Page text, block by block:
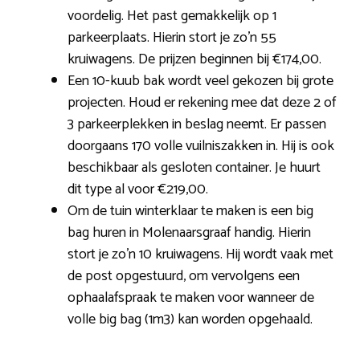
voordelig. Het past gemakkelijk op 1
parkeerplaats. Hierin stort je zo’n 55
kruiwagens. De prijzen beginnen bij €174,00.
Een 10-kuub bak wordt veel gekozen bij grote
projecten. Houd er rekening mee dat deze 2 of
3 parkeerplekken in beslag neemt. Er passen
doorgaans 170 volle vuilniszakken in. Hij is ook
beschikbaar als gesloten container. Je huurt
dit type al voor €219,00.
Om de tuin winterklaar te maken is een big
bag huren in Molenaarsgraaf handig. Hierin
stort je zo’n 10 kruiwagens. Hij wordt vaak met
de post opgestuurd, om vervolgens een
ophaalafspraak te maken voor wanneer de
volle big bag (1m3) kan worden opgehaald.